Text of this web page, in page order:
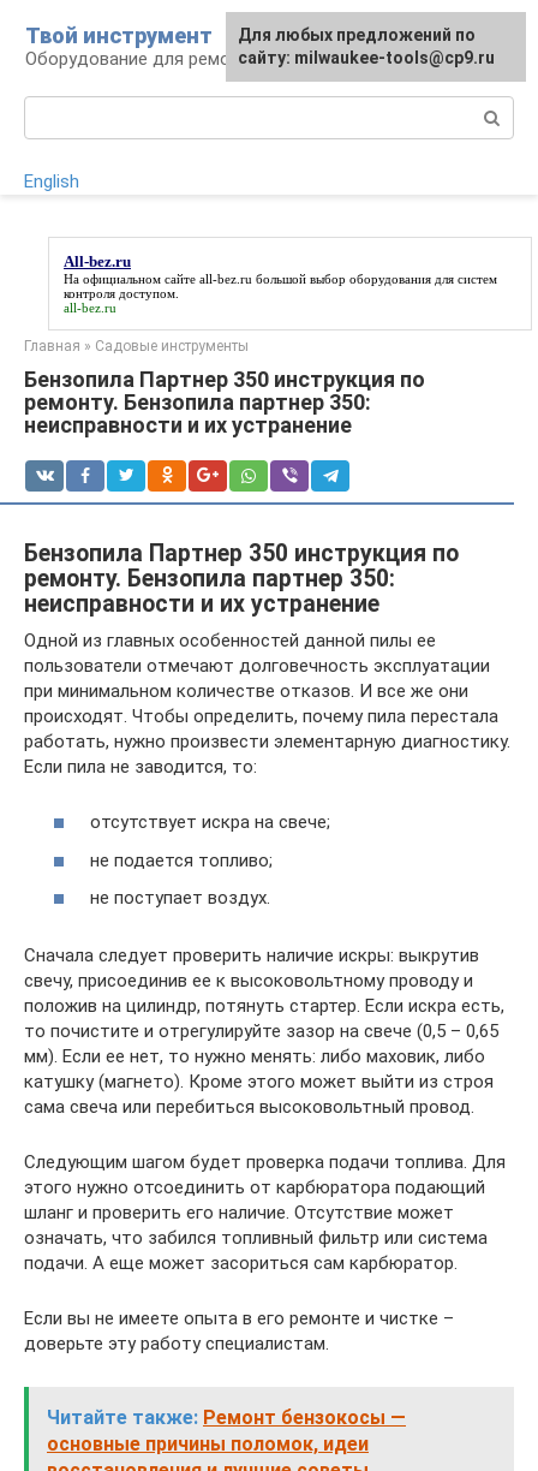
контенту
Твой инструмент
Оборудование для ремонтных работ
English
All-bez.ru
На официальном сайте all-bez.ru большой выбор оборудования для систем
контроля доступом.
all-bez.ru
Главная » Садовые инструменты
Бензопила Партнер 350 инструкция по
ремонту. Бензопила партнер 350:
неисправности и их устранение
Бензопила Партнер 350 инструкция по
ремонту. Бензопила партнер 350:
неисправности и их устранение
Одной из главных особенностей данной пилы ее
пользователи отмечают долговечность эксплуатации
при минимальном количестве отказов. И все же они
происходят. Чтобы определить, почему пила перестала
работать, нужно произвести элементарную диагностику.
Если пила не заводится, то:
отсутствует искра на свече;
не подается топливо;
не поступает воздух.
Сначала следует проверить наличие искры: выкрутив
свечу, присоединив ее к высоковольтному проводу и
положив на цилиндр, потянуть стартер. Если искра есть,
то почистите и отрегулируйте зазор на свече (0,5 – 0,65
мм). Если ее нет, то нужно менять: либо маховик, либо
катушку (магнето). Кроме этого может выйти из строя
сама свеча или перебиться высоковольтный провод.
Следующим шагом будет проверка подачи топлива. Для
этого нужно отсоединить от карбюратора подающий
шланг и проверить его наличие. Отсутствие может
означать, что забился топливный фильтр или система
подачи. А еще может засориться сам карбюратор.
Если вы не имеете опыта в его ремонте и чистке –
доверьте эту работу специалистам.
Читайте также: Ремонт бензокосы —
основные причины поломок, идеи
Для любых предложений по
сайту: milwaukee-tools@cp9.ru